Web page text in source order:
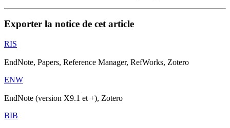
Exporter la notice de cet article
RIS
EndNote, Papers, Reference Manager, RefWorks, Zotero
ENW
EndNote (version X9.1 et +), Zotero
BIB